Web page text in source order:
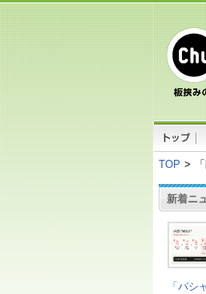
TOP >
新着ニ
「パシ